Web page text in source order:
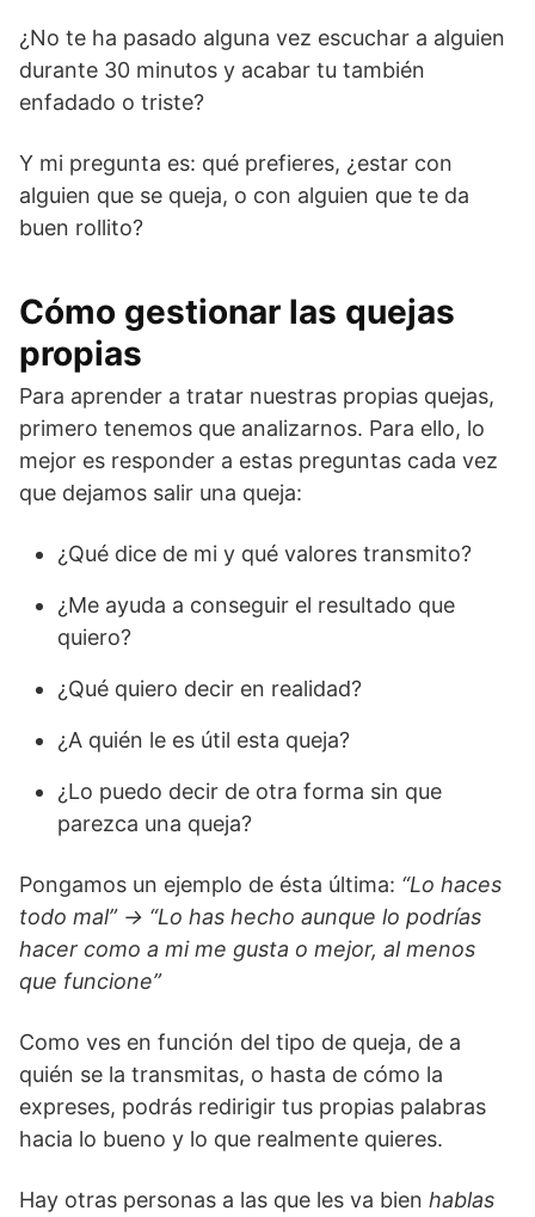
¿No te ha pasado alguna vez escuchar a alguien
durante 30 minutos y acabar tu también
enfadado o triste?
Y mi pregunta es: qué prefieres, ¿estar con
alguien que se queja, o con alguien que te da
buen rollito?
Cómo gestionar las quejas
propias
Para aprender a tratar nuestras propias quejas,
primero tenemos que analizarnos. Para ello, lo
mejor es responder a estas preguntas cada vez
que dejamos salir una queja:
¿Qué dice de mi y qué valores transmito?
¿Me ayuda a conseguir el resultado que
quiero?
¿Qué quiero decir en realidad?
¿A quién le es útil esta queja?
¿Lo puedo decir de otra forma sin que
parezca una queja?
Pongamos un ejemplo de ésta última: “Lo haces
todo mal” → “Lo has hecho aunque lo podrías
hacer como a mi me gusta o mejor, al menos
que funcione”
Como ves en función del tipo de queja, de a
quién se la transmitas, o hasta de cómo la
expreses, podrás redirigir tus propias palabras
hacia lo bueno y lo que realmente quieres.
Hay otras personas a las que les va bien hablas